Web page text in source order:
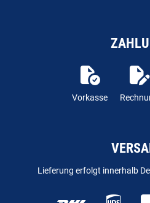
Vorkasse
Lieferung erfolgt innerhalb